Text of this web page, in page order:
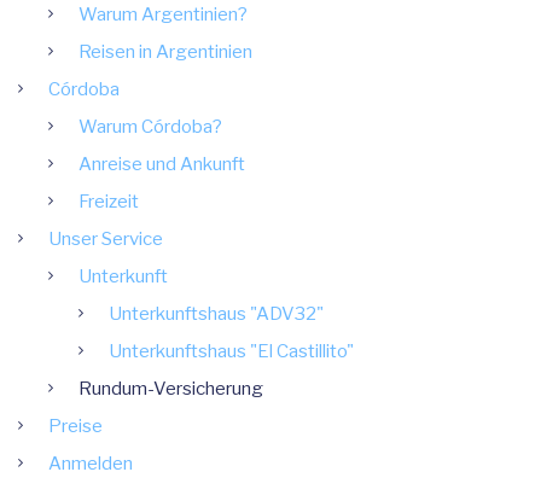
Warum Argentinien?
Reisen in Argentinien
Córdoba
Warum Córdoba?
Anreise und Ankunft
Freizeit
Unser Service
Unterkunft
Unterkunftshaus "ADV32"
Unterkunftshaus "El Castillito"
Rundum-Versicherung
Preise
Anmelden